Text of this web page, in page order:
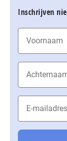
Inschrijven